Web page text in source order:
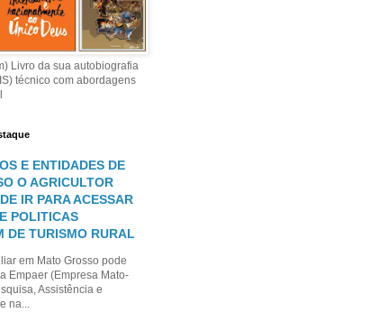
Livro da sua autobiografia
técnico com abordagens
E ENTIDADES DE
O AGRICULTOR
IR PARA ACESSAR
POLITICAS
DE TURISMO RURAL
em Mato Grosso pode
Empaer (Empresa Mato-
Assistência e
na...